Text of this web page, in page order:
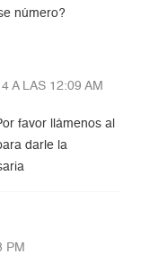
número?
A LAS 12:09 AM
favor llámenos al
darle la
PM